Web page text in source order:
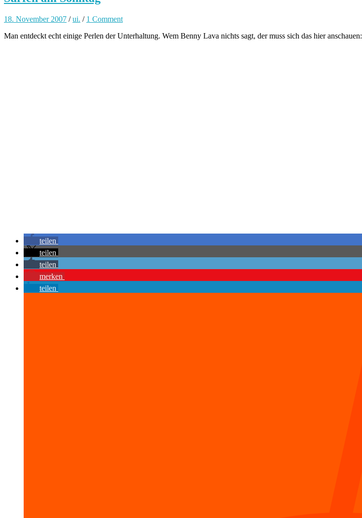
18. November 2007 /ui. / 1 Comment
Man entdeckt echt einige Perlen der Unterhaltung. Wem Benny Lava nichts sagt, der muss sich das hier anschauen:
teilen
teilen
teilen
merken
teilen